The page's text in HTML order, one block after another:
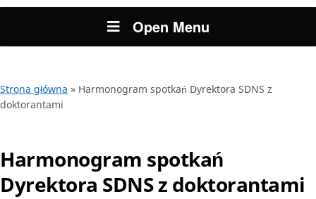
Open Menu
Strona główna » Harmonogram spotkań Dyrektora SDNS z
doktorantami
Harmonogram spotkań
Dyrektora SDNS z doktorantami